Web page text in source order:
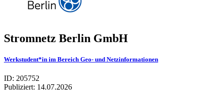
Stromnetz Berlin GmbH
Werkstudent*in im Bereich Geo- und Netzinformationen
ID: 205752
Publiziert: 14.07.2026